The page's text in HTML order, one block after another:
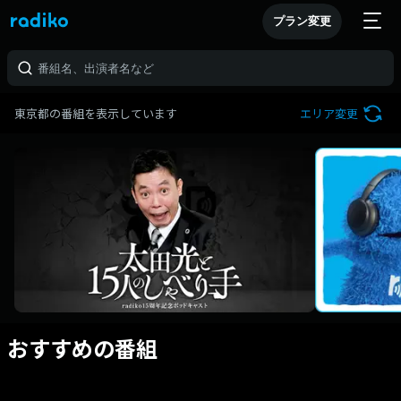
プラン変更
東京都の番組を表示しています エリア変更
おすすめの番組